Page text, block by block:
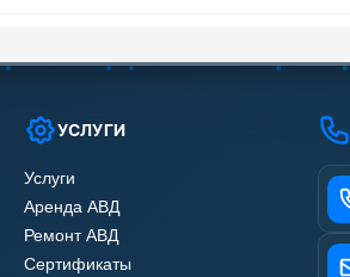
УСЛУГИ
Услуги
Аренда АВД
Ремонт АВД
Сертификаты